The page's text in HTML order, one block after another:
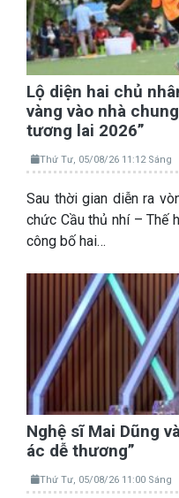
Lộ diện hai chủ
vàng vào nhà
tương lai 2026”
Thứ Tư, 05/08/26 11:12 Sáng
Sau thời gian diễn ra
chức Cầu thủ nhí – Thế
công bố hai…
Nghệ sĩ Mai Dũng
ác dễ thương”
Thứ Tư, 05/08/26 11:00 Sáng